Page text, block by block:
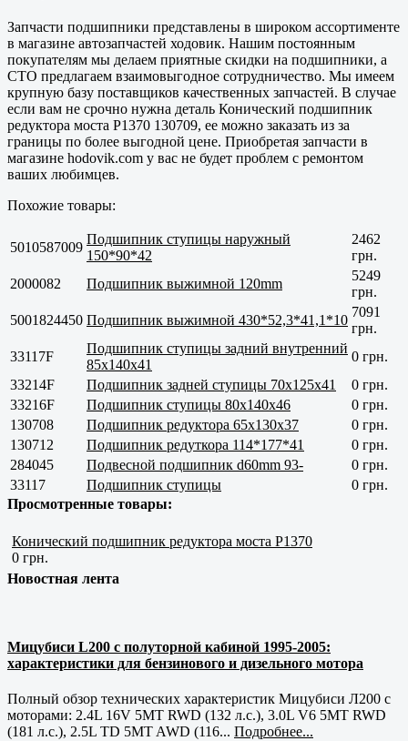
Запчасти подшипники представлены в широком ассортименте
в магазине автозапчастей ходовик. Нашим постоянным
покупателям мы делаем приятные скидки на подшипники, а
СТО предлагаем взаимовыгодное сотрудничество. Мы имеем
крупную базу поставщиков качественных запчастей. В случае
если вам не срочно нужна деталь Конический подшипник
редуктора моста P1370 130709, ее можно заказать из за
границы по более выгодной цене. Приобретая запчасти в
магазине hodovik.com у вас не будет проблем с ремонтом
ваших любимцев.
Похожие товары:
5010587009
Подшипник ступицы наружный
150*90*42
2462
грн.
2000082
Подшипник выжимной 120mm
5249
грн.
5001824450 Подшипник выжимной 430*52,3*41,1*10
7091
грн.
33117F
Подшипник ступицы задний внутренний
85x140x41
0 грн.
33214F
Подшипник задней ступицы 70х125х41
0 грн.
33216F
Подшипник ступицы 80x140x46
0 грн.
130708
Подшипник редуктора 65x130x37
0 грн.
130712
Подшипник редуткора 114*177*41
0 грн.
284045
Подвесной подшипник d60mm 93-
0 грн.
33117
Подшипник ступицы
0 грн.
Просмотренные товары:
Конический подшипник редуктора моста P1370
0 грн.
Новостная лента
Мицубиси L200 с полуторной кабиной 1995-2005:
характеристики для бензинового и дизельного мотора
Полный обзор технических характеристик Мицубиси Л200 с
моторами: 2.4L 16V 5MT RWD (132 л.с.), 3.0L V6 5MT RWD
(181 л.с.), 2.5L TD 5MT AWD (116... Подробнее...